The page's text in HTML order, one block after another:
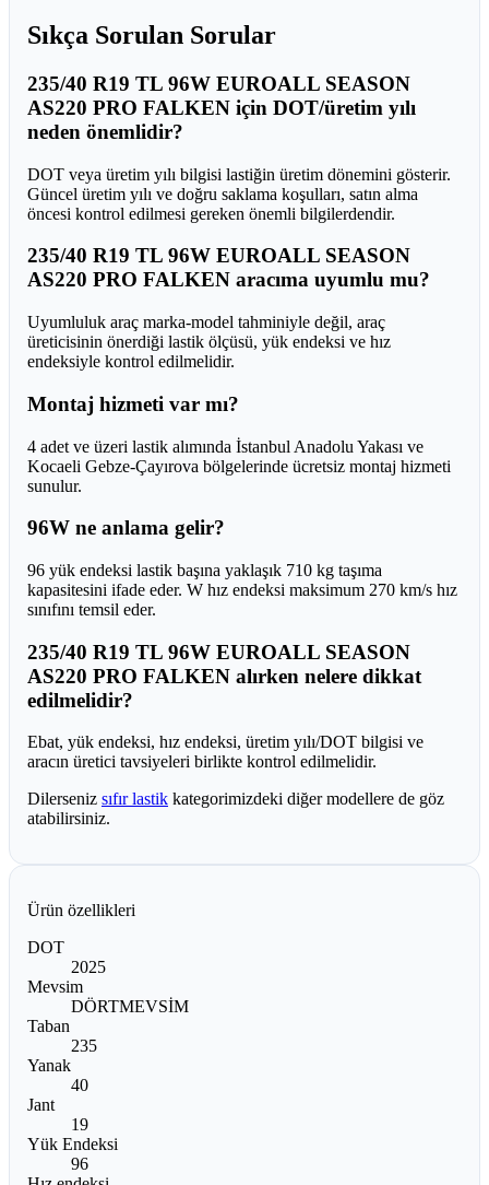
Sıkça Sorulan Sorular
235/40 R19 TL 96W EUROALL SEASON
AS220 PRO FALKEN için DOT/üretim yılı
neden önemlidir?
DOT veya üretim yılı bilgisi lastiğin üretim dönemini gösterir.
Güncel üretim yılı ve doğru saklama koşulları, satın alma
öncesi kontrol edilmesi gereken önemli bilgilerdendir.
235/40 R19 TL 96W EUROALL SEASON
AS220 PRO FALKEN aracıma uyumlu mu?
Uyumluluk araç marka-model tahminiyle değil, araç
üreticisinin önerdiği lastik ölçüsü, yük endeksi ve hız
endeksiyle kontrol edilmelidir.
Montaj hizmeti var mı?
4 adet ve üzeri lastik alımında İstanbul Anadolu Yakası ve
Kocaeli Gebze-Çayırova bölgelerinde ücretsiz montaj hizmeti
sunulur.
96W ne anlama gelir?
96 yük endeksi lastik başına yaklaşık 710 kg taşıma
kapasitesini ifade eder. W hız endeksi maksimum 270 km/s hız
sınıfını temsil eder.
235/40 R19 TL 96W EUROALL SEASON
AS220 PRO FALKEN alırken nelere dikkat
edilmelidir?
Ebat, yük endeksi, hız endeksi, üretim yılı/DOT bilgisi ve
aracın üretici tavsiyeleri birlikte kontrol edilmelidir.
Dilerseniz sıfır lastik kategorimizdeki diğer modellere de göz
atabilirsiniz.
Ürün özellikleri
DOT
2025
Mevsim
DÖRTMEVSİM
Taban
235
Yanak
40
Jant
19
Yük Endeksi
96